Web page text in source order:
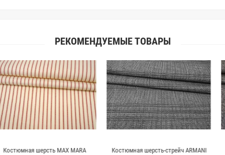
РЕКОМЕНДУЕМЫЕ ТОВАРЫ
MAX MARA
Костюмная шерсть-стрейч ARMANI
Костюмная